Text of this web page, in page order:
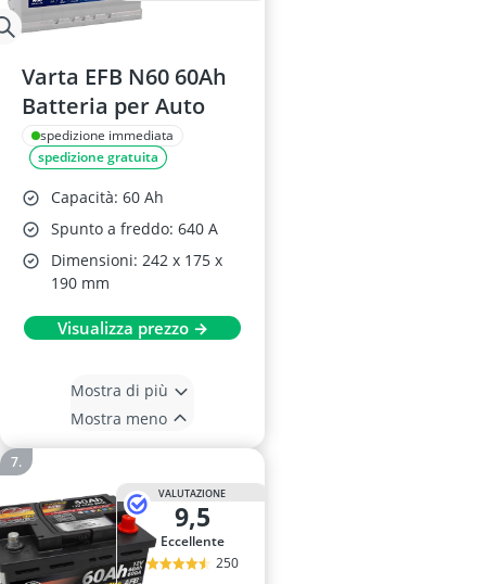
Varta EFB N60 60Ah
Batteria per Auto
spedizione immediata
spedizione gratuita
Capacità: 60 Ah
Spunto a freddo: 640 A
Dimensioni: 242 x 175 x
190 mm
Visualizza prezzo →
Mostra di più
Mostra meno
VALUTAZIONE
9,5
Eccellente
250